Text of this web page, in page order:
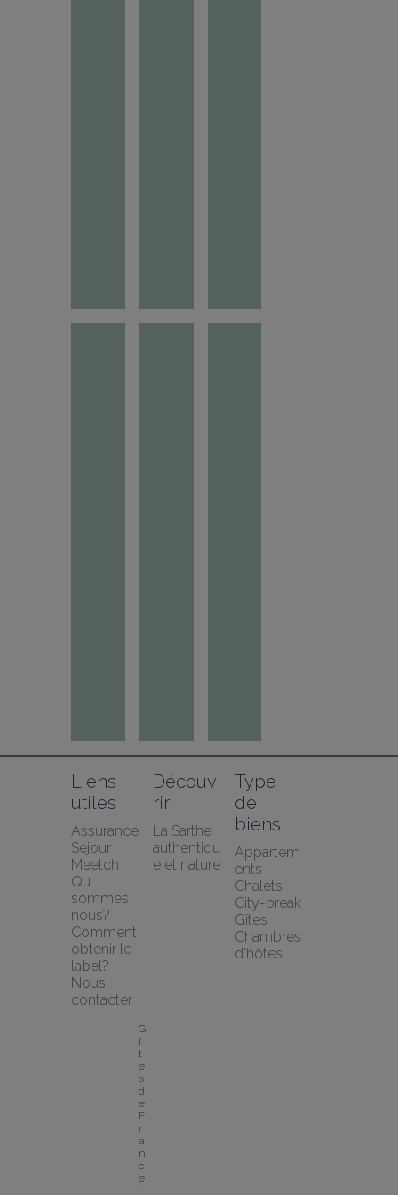
Liens
utiles
Assurance
Séjour
Meetch
Qui
sommes
nous?
Comment
obtenir le
label?
Nous
contacter
Découv
rir
La Sarthe
authentiqu
e et nature
Type
de
biens
Appartem
ents
Chalets
City-break
Gîtes
Chambres
d'hôtes
G
î
t
e
s
d
e
F
r
a
n
c
e
: